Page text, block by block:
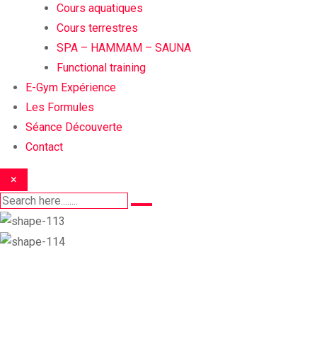
Cours aquatiques
Cours terrestres
SPA – HAMMAM – SAUNA
Functional training
E-Gym Expérience
Les Formules
Séance Découverte
Contact
×